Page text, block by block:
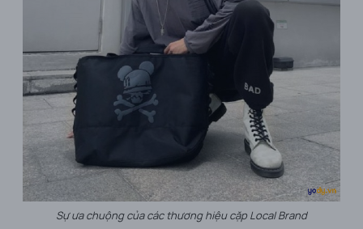
Sự ưa chuộng của các thương hiệu cặp Local Brand